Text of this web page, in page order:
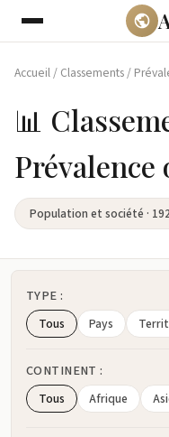
Accueil/ Classements/
📊
Population et société ·
TYPE :
Tous Pays
CONTINENT :
Tous Afrique